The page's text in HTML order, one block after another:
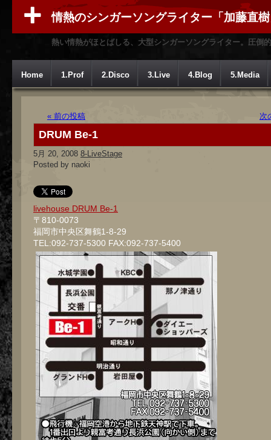
情熱のシンガーソングライター「加藤直
熱い情熱がほとばしる、大型シンガーソングライター。圧倒
Home 1.Prof 2.Disco 3.Live 4.Blog 5.Media
« 前の投稿 次
DRUM Be-1
5月 20, 2008 8-LiveStage
Posted by naoki
livehouse DRUM Be-1
〒810-0073
福岡市中央区舞鶴1-8-29
TEL:092-737-5300 FAX:092-737-5400